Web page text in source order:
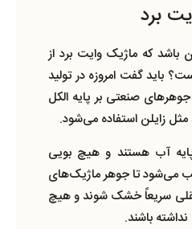
برد
باشد که ماژیک وایت برد از
باید گفت امروزه در تولید
صنعتی بر پایه الکل
زایلن استفاده می‌شود.
آب هستند و هیچ بویی
می‌شود تا جوهر ماژیک‌های
سریعاً خشک شوند و هیچ
باشند.